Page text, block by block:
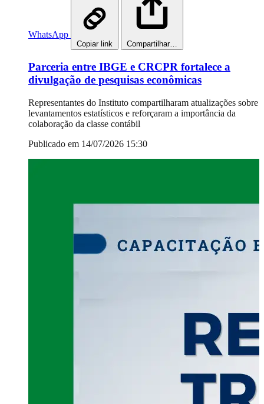
WhatsApp
Copiar link Compartilhar…
Parceria entre IBGE e CRCPR fortalece a
divulgação de pesquisas econômicas
Representantes do Instituto compartilharam atualizações sobre
levantamentos estatísticos e reforçaram a importância da
colaboração da classe contábil
Publicado em 14/07/2026 15:30